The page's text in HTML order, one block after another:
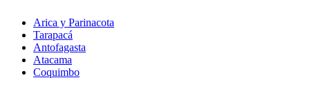
Arica y Parinacota
Tarapacá
Antofagasta
Atacama
Coquimbo